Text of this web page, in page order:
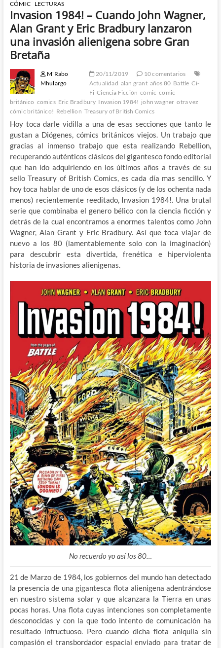
CÓMIC LECTURAS
Invasion 1984! – Cuando John Wagner,
Alan Grant y Eric Bradbury lanzaron
una invasión alienigena sobre Gran
Bretaña
M'Rabo
Mhulargo
20/11/2019
10 comentarios
Actualidad alan grant años 80 Battle Ci-
Fi Ciencia Ficción cómic comic
británico comics Eric Bradbury Invasion 1984! john wagner otra vez
cómic británico! Rebellion Treasury of British Comics
Hoy toca darle vidilla a una de esas secciones que tanto le
gustan a Diógenes, cómics británicos viejos. Un trabajo que
gracias al inmenso trabajo que esta realizando Rebellion,
recuperando auténticos clásicos del gigantesco fondo editorial
que han ido adquiriendo en los últimos años a través de su
sello Treasury of British Comics, es cada día mas sencillo. Y
hoy toca hablar de uno de esos clásicos (y de los ochenta nada
menos) recientemente reeditado, Invasion 1984!. Una brutal
serie que combinaba el genero bélico con la ciencia ficción y
detrás de la cual encontramos a enormes talentos como John
Wagner, Alan Grant y Eric Bradbury. Así que toca viajar de
nuevo a los 80 (lamentablemente solo con la imaginación)
para descubrir esta divertida, frenética e hiperviolenta
historia de invasiones alienigenas.
No recuerdo yo así los 80…
21 de Marzo de 1984, los gobiernos del mundo han detectado
la presencia de una gigantesca flota alienigena adentrándose
en nuestro sistema solar y que alcanzara la Tierra en unas
pocas horas. Una flota cuyas intenciones son completamente
desconocidas y con la que todo intento de comunicación ha
resultado infructuoso. Pero cuando dicha flota aniquila sin
compasión el transbordador espacial enviado para tratar de